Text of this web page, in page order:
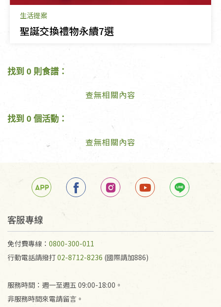
生活提案
聖誕交換禮物永續7選
找到 0 則食譜：
查無相關內容
找到 0 個活動：
查無相關內容
客服專線
免付費專線： 0800-300-011
行動電話請撥打02-8712-8236 (國際請加886)
服務時間：週一至週五 09:00-18:00。
非服務時間來電請留言。